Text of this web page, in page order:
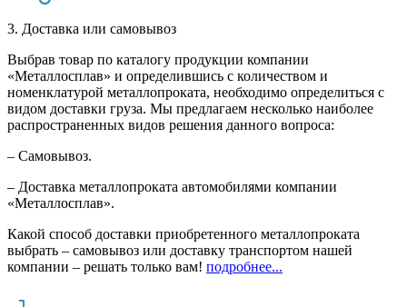
3. Доставка или самовывоз
Выбрав товар по каталогу продукции компании
«Металлосплав» и определившись с количеством и
номенклатурой металлопроката, необходимо определиться с
видом доставки груза. Мы предлагаем несколько наиболее
распространенных видов решения данного вопроса:
– Самовывоз.
– Доставка металлопроката автомобилями компании
«Металлосплав».
Какой способ доставки приобретенного металлопроката
выбрать – самовывоз или доставку транспортом нашей
компании – решать только вам! подробнее...